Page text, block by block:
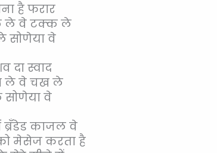
है फरार
वे टक्क ले
सोणेया वे
दा स्वाद
वे चख ले
वे
ब्रॅंडेड काजल वे
मेसेज करता है